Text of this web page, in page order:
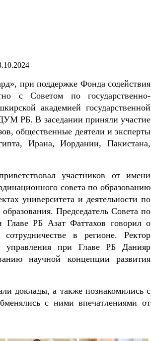
при поддержке Фонда содействия
с Советом по государственно-
академией государственной
РБ. В заседании приняли участие
общественные деятели и эксперты
Ирана, Иордании, Пакистана,
участников от имени
совета по образованию
университета и деятельности по
Председатель Совета по
Главе РБ Азат Фаттахов говорил о
в регионе. Ректор
управления при Главе РБ Данияр
научной концепции развития
доклады, а также познакомились с
с ними впечатлениями от